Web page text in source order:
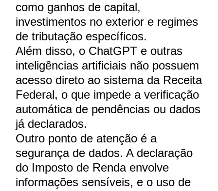
como ganhos de capital,
investimentos no exterior e regimes
de tributação específicos.
Além disso, o ChatGPT e outras
inteligências artificiais não possuem
acesso direto ao sistema da Receita
Federal, o que impede a verificação
automática de pendências ou dados
já declarados.
Outro ponto de atenção é a
segurança de dados. A declaração
do Imposto de Renda envolve
informações sensíveis, e o uso de